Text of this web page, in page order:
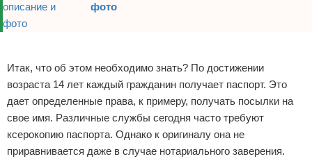
фото
Итак, что об этом необходимо знать? По достижении
возраста 14 лет каждый гражданин получает паспорт. Это
дает определенные права, к примеру, получать посылки на
свое имя. Различные службы сегодня часто требуют
ксерокопию паспорта. Однако к оригиналу она не
приравнивается даже в случае нотариального заверения.